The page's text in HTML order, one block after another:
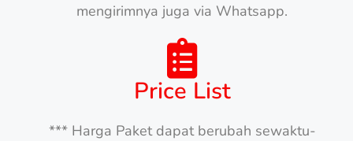
mengirimnya juga via Whatsapp.
Price List
*** Harga Paket dapat berubah sewaktu-